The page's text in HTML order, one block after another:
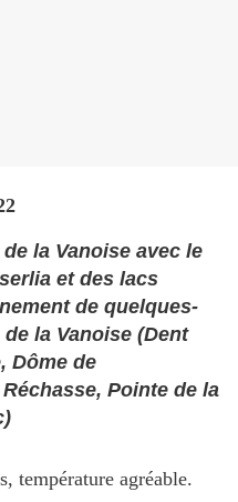
la Vanoise avec le
et des lacs
de quelques-
la Vanoise (Dent
Dôme de
Pointe de la
température agréable.